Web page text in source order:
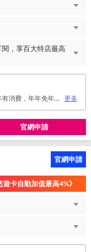
，享百大特店最高
次年年費：3000元(有條件免年費), (1)每年有消費，年年免年費。或(2)同時使用玉山帳戶自動扣繳信用卡款及帳單e化期間享免年費優惠。
更多
官網申請
官網申請
卡自動加值最高4%》